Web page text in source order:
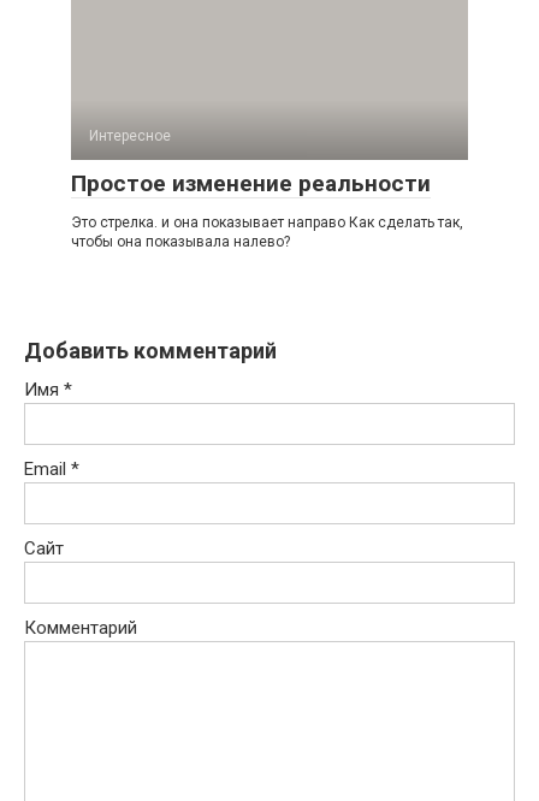
Интересное
Простое изменение реальности
Это стрелка. и она показывает направо Как сделать так,
чтобы она показывала налево?
Добавить комментарий
Имя *
Email *
Сайт
Комментарий